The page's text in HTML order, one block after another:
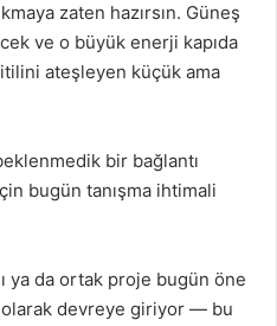
zaten hazırsın. Güneş
ve o büyük enerji kapıda
ateşleyen küçük ama
bir bağlantı
bugün tanışma ihtimali
ya da ortak proje bugün öne
olarak devreye giriyor — bu